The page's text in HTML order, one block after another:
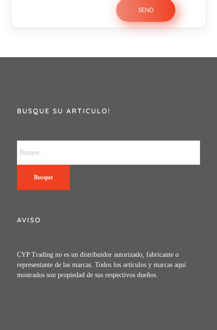
BUSQUE SU ARTICULO!
Busque
AVISO
CYP Trading no es un distribuidor autorizado, fabricante o
representante de las marcas. Todos los artículos y marcas aquí
mostrados son propiedad de sus respectivos dueños.